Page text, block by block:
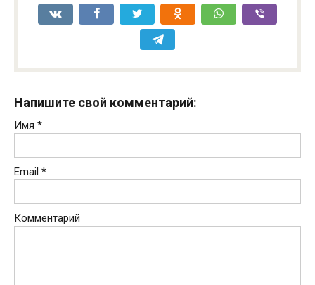
Напишите свой комментарий:
Имя *
Email *
Комментарий